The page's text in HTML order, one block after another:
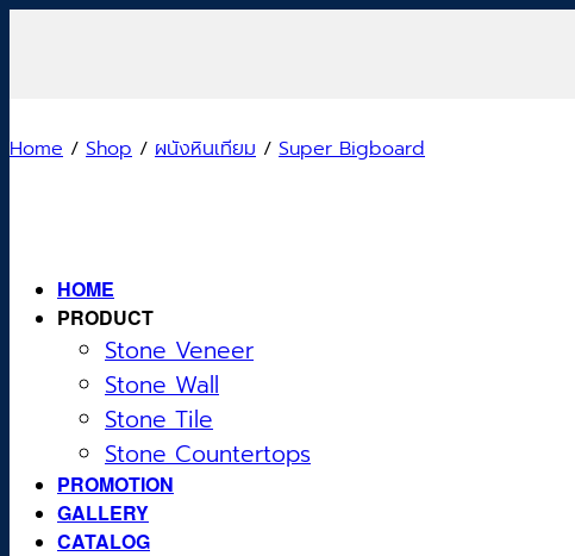
HOME
PRODUCT
Stone Veneer
Stone Wall
Stone Tile
Stone Countertops
PROMOTION
GALLERY
CATALOG
Home / Shop / ผนังหินเทียม / Super Bigboard